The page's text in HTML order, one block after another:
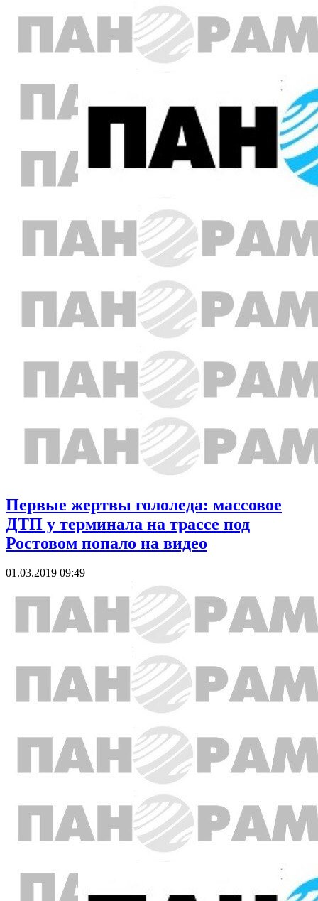
Первые жертвы гололеда: массовое
ДТП у терминала на трассе под
Ростовом попало на видео
01.03.2019 09:49